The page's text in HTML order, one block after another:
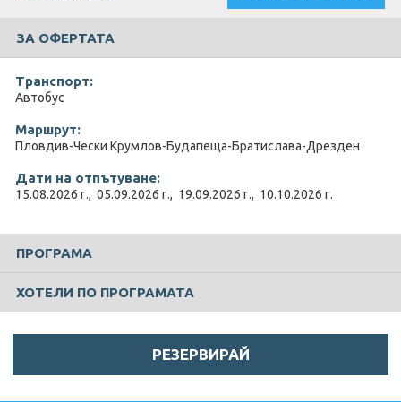
ЗА ОФЕРТАТА
Транспорт:
Автобус
Маршрут:
Пловдив-Чески Крумлов-Будапеща-Братислава-Дрезден
Дати на отпътуване:
15.08.2026 г., 05.09.2026 г., 19.09.2026 г., 10.10.2026 г.
ПРОГРАМА
ХОТЕЛИ ПО ПРОГРАМАТА
РЕЗЕРВИРАЙ